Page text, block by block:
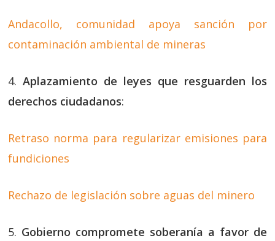
Andacollo, comunidad apoya sanción por
contaminación ambiental de mineras
4.Aplazamiento de leyes que resguarden los
derechos ciudadanos:
Retraso norma para regularizar emisiones para
fundiciones
Rechazo de legislación sobre aguas del minero
5. Gobierno compromete soberanía a favor de